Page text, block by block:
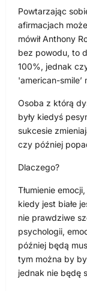
Powtarzając
afirmacjach
mówił Anthony
bez powodu, to
100%, jednak
'american-smile’
Osoba z którą
były kiedyś
sukcesie
czy później
Dlaczego?
Tłumienie
kiedy jest białe
nie prawdziwe
psychologii,
później będą
tym można by
jednak nie będę